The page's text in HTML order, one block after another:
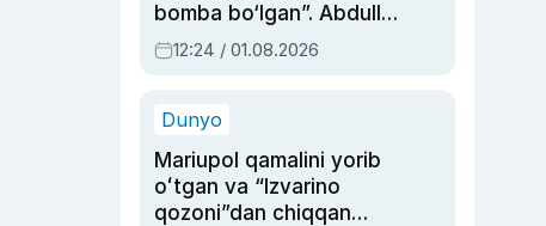
bomba bo‘lgan”. Abdulla
Oripovni siyosiy
ayblovlardan asrab
12:24 / 01.08.2026
Dunyo
Mariupol qamalini yorib
oʻtgan va “Izvarino
qozoni”dan chiqqan